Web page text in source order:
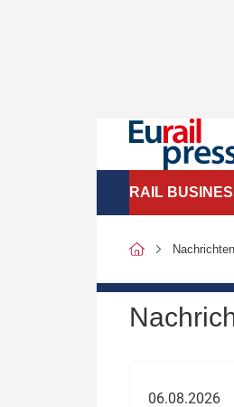
RAIL
SPNV-
Nachrichten
06.08.2026